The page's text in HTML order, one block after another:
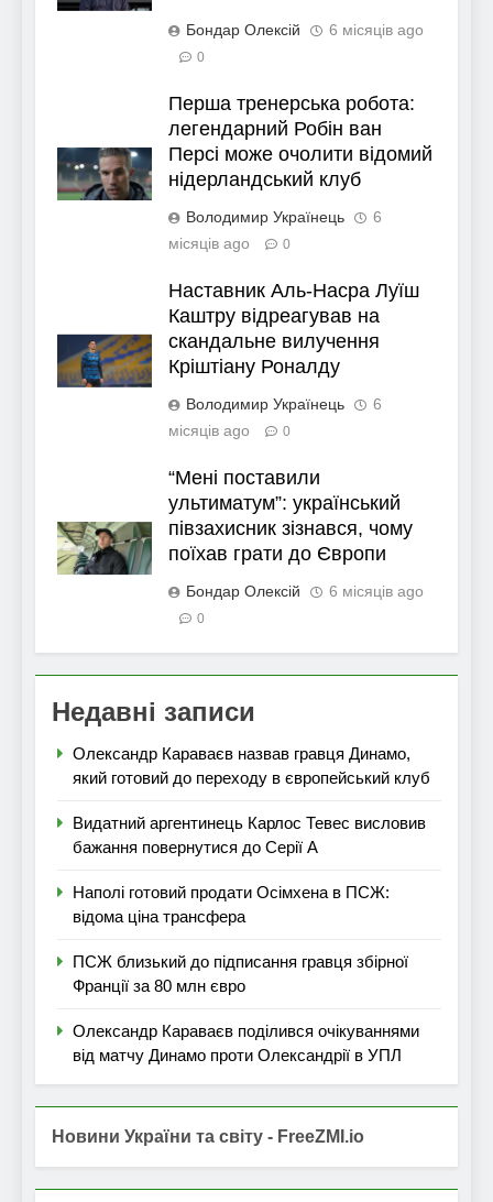
Бондар Олексій 6 місяців ago
0
Перша тренерська робота:
легендарний Робін ван
Персі може очолити відомий
нідерландський клуб
Володимир Українець
6
місяців ago
0
Наставник Аль-Насра Луїш
Каштру відреагував на
скандальне вилучення
Кріштіану Роналду
Володимир Українець
6
місяців ago
0
“Мені поставили
ультиматум”: український
півзахисник зізнався, чому
поїхав грати до Європи
Бондар Олексій 6 місяців ago
0
Недавні записи
Олександр Караваєв назвав гравця Динамо,
який готовий до переходу в європейський клуб
Видатний аргентинець Карлос Тевес висловив
бажання повернутися до Серії А
Наполі готовий продати Осімхена в ПСЖ:
відома ціна трансфера
ПСЖ близький до підписання гравця збірної
Франції за 80 млн євро
Олександр Караваєв поділився очікуваннями
від матчу Динамо проти Олександрії в УПЛ
Новини України та світу - FreeZMI.io